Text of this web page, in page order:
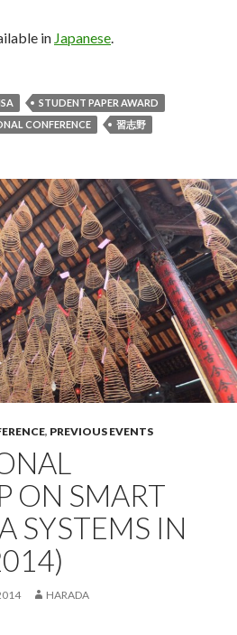
in Japanese.
STUDENT PAPER AWARD
CONFERENCE 習志野
, PREVIOUS EVENTS
ON SMART
SYSTEMS IN
HARADA